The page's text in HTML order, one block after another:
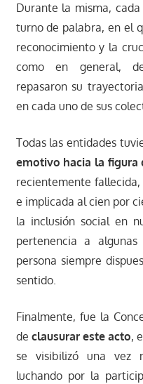
Durante la misma,
turno de palabra, en el
reconocimiento y la
como en general,
repasaron su
en cada uno de sus
Todas las entidades
emotivo hacia la figura
recientemente
e implicada al cien por
la inclusión social en
pertenencia a
persona siempre
sentido.
Finalmente, fue la
de clausurar este acto,
se visibilizó una vez
luchando por la